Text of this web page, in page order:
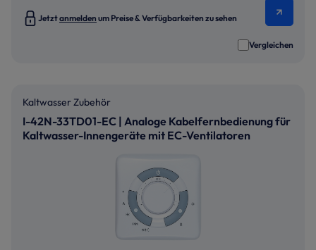
Jetztanmelden um Preise & Verfügbarkeiten zu sehen
Vergleichen
Kaltwasser Zubehör
I-42N-33TD01-EC | Analoge Kabelfernbedienung für
Kaltwasser-Innengeräte mit EC-Ventilatoren